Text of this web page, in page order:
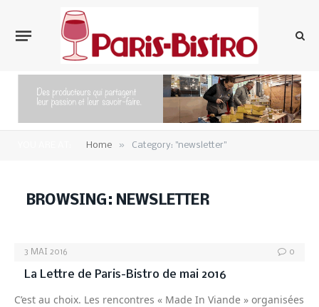
Home » Category: "newsletter"
BROWSING: NEWSLETTER
3 MAI 2016 0
La Lettre de Paris-Bistro de mai 2016
C’est au choix. Les rencontres « Made In Viande » organisées